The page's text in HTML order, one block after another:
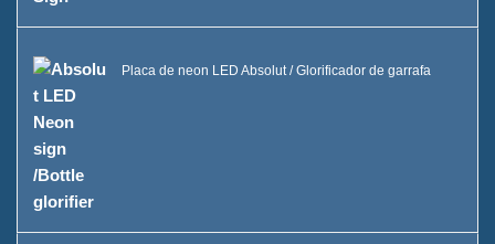
Placa de neon LED Absolut / Glorificador de garrafa